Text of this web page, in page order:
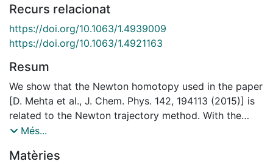
Recurs relacionat
https://doi.org/10.1063/1.4939009
https://doi.org/10.1063/1.4921163
Resum
We show that the Newton homotopy used in the paper
[D. Mehta et al., J. Chem. Phys. 142, 194113 (2015)] is
related to the Newton trajectory method. With the
theory of the Newton trajectories at hand, we can
Més...
Matèries